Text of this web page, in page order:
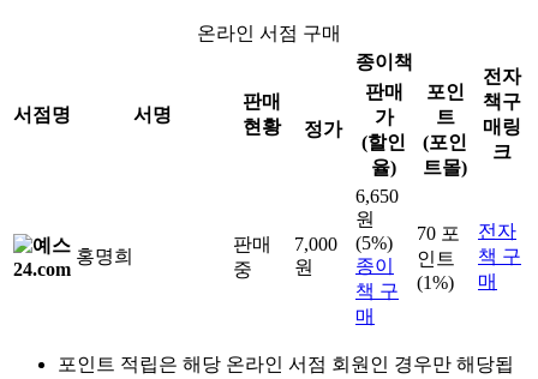
온라인 서점 구매
서점명 서명
판매
현황
종이책
전자
책구
매링
크
정가
판매
가
(할인
율)
포인
트
(포인
트몰)
홍명희
판매
중
7,000
원
6,650
원
(5%)
종이
책 구
매
70 포
인트
(1%)
전자
책 구
매
포인트 적립은 해당 온라인 서점 회원인 경우만 해당됩